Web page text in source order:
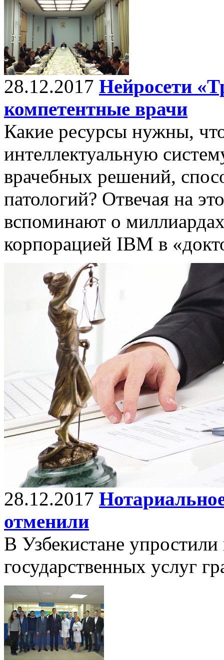
28.12.2017 Нейросети
компетентные врачи
Какие ресурсы нужны,
интеллектуальную
врачебных решений,
патологий? Отвечая на
вспоминают о
корпорацией IBM в
28.12.2017
отменили
В Узбекистане упростили
государственных услуг